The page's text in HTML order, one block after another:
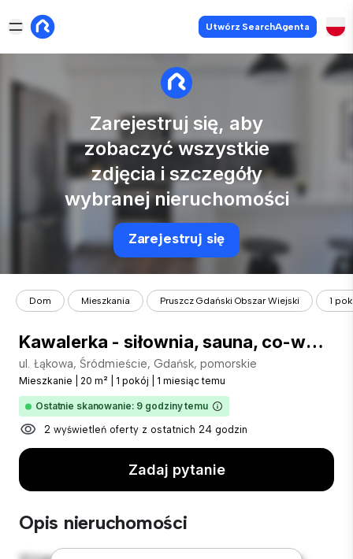
Utwórz SearchAgenta
Zarejestruj się, aby
zobaczyć wszystkie
zdjęcia i szczegóły
wybranej nieruchomości
Zarejestruj się
Dom Mieszkania Pruszcz Gdański Obszar Wiejski 1
Kawalerka - siłownia, sauna, co-working | całoroczny najem
ul. Łąkowa, Śródmieście, Gdańsk, pomorskie
Mieszkanie 20 m² 1 pokój 1 miesiąc temu
Ostatnie skanowanie: 9 godziny temu
2 wyświetleń oferty z ostatnich 24 godzin
Zadaj pytanie
Opis nieruchomości